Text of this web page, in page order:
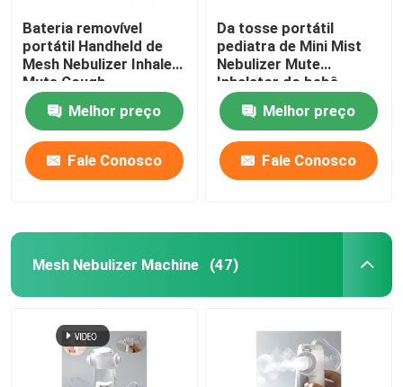
Bateria removível
portátil Handheld de
Mesh Nebulizer Inhaler
Mute Cough
Melhor preço
Fale Conosco
Da tosse portátil
pediatra de Mini Mist
Nebulizer Mute
Inhalator do bebê
Nebuliser nasal
Melhor preço
Fale Conosco
Mesh Nebulizer Machine (47)